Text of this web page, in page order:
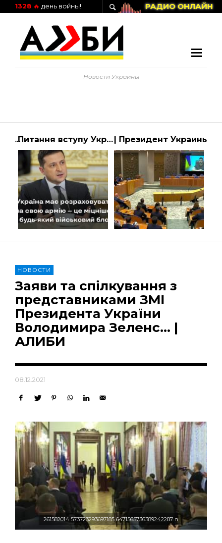
РАДИО ОНЛАЙН
1328 🔥 день войны!
Новости Украины
Зеленський розкритикував блокаду кордону з Польщею 3 березня Питання вступу України до НАТО – це вибір українського суспільства, але рішення … | АЛИБИ| Президент Украины
НОВОСТИ
Заяви та спілкування з
представниками ЗМІ
Президента України
Володимира Зеленс… |
АЛИБИ
08.12.2021
261582014 573723293697185 6471565736389242287 n